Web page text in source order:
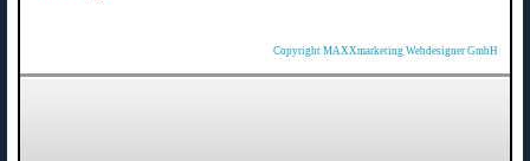
Copyright MAXXmarketing Webdesigner GmbH